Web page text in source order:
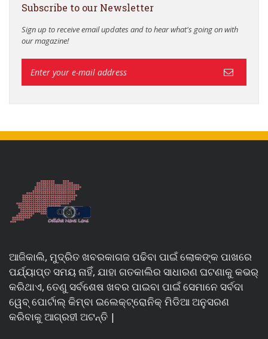
Subscribe to our Newsletter
Sign up to receive email updates and to hear what's going on with
our magazine!
ଆଜିକାଲି, ମୁଦ୍ରିତ ଖବରକାଗଜ ପଢିବା ପାଇଁ ଲୋକଙ୍କ ପାଖରେ
ପର୍ଯ୍ୟାପ୍ତ ସମୟ ନାହିଁ, ଯାହା ଗତକାଲିର ସାଧାରଣ ଘଟଣାକୁ କଭର୍
କରିଥାଏ, ତେଣୁ ସର୍ବଶେଷ ଖବର ପାଇବା ପାଇଁ ସେମାନେ ସର୍ବଦା
ୱେବ୍ ପୋର୍ଟାଲ୍ କିମ୍ବା ଇଲେକ୍ଟ୍ରୋନିକ୍ ମିଡିଆ ଅନୁସରଣ
କରିବାକୁ ଆଗ୍ରହୀ ଅଟନ୍ତି |